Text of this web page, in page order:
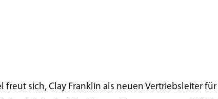
freut sich, Clay Franklin als neuen Vertriebsleiter für